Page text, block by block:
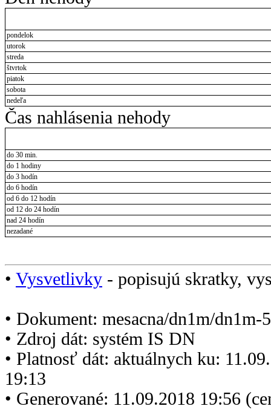
pondelok
utorok
streda
štvrtok
piatok
sobota
nedeľa
Čas nahlásenia nehody
do 30 min.
do 1 hodiny
do 3 hodín
do 6 hodín
od 6 do 12 hodín
od 12 do 24 hodín
nad 24 hodín
nezadané
• Vysvetlivky - popisujú skratky,
• Dokument: mesacna/dn1m/dn1m-
• Zdroj dát: systém IS DN
• Platnosť dát: aktuálnych ku:
19:13
• Generované: 11.09.2018 19:56